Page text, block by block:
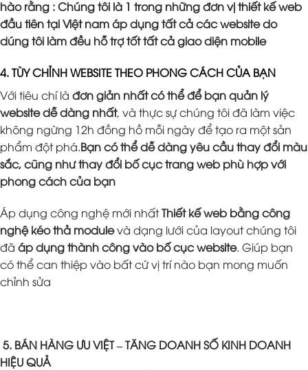
hào rằng : Chúng tôi là 1 trong những đơn vị thiết kế web
đầu tiên tại Việt nam áp dụng tất cả các website do
dúng tôi làm đều hỗ trợ tốt tất cả giao diện mobile
4. TÙY CHỈNH WEBSITE THEO PHONG CÁCH CỦA BẠN
Với tiêu chí là đơn giản nhất có thể để bạn quản lý
website dễ dàng nhất, và thực sự chúng tôi đã làm việc
không ngừng 12h đồng hồ mỗi ngày để tạo ra một sản
phẩm đột phá.Bạn có thể dễ dàng yêu cầu thay đổi màu
sắc, cũng như thay đổi bố cục trang web phù hợp với
phong cách của bạn
Áp dụng công nghệ mới nhấtThiết kế web bằng công
nghệ kéo thả modulevà dạng lưới của layout chúng tôi
đã áp dụng thành công vào bố cục website. Giúp bạn
có thể can thiệp vào bất cứ vị trí nào bạn mong muốn
chỉnh sửa
5. BÁN HÀNG ƯU VIỆT – TĂNG DOANH SỐ KINH DOANH
HIỆU QUẢ